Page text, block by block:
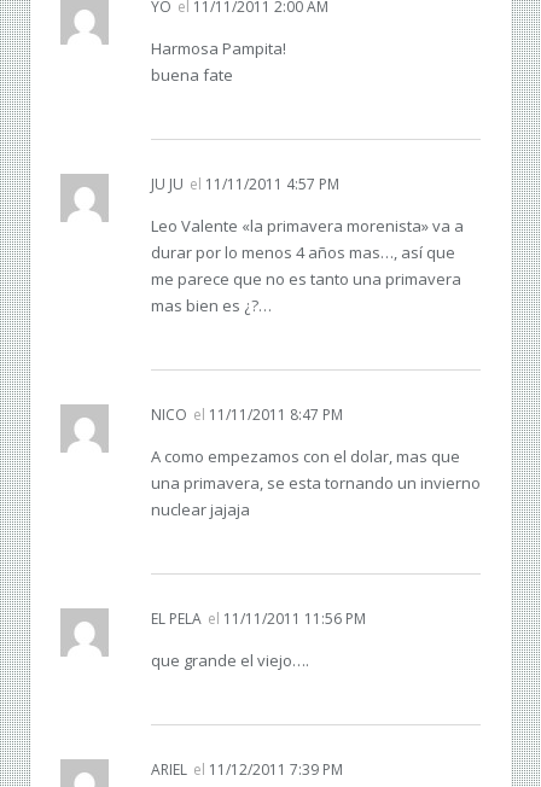
YO el 11/11/2011 2:00 AM
Harmosa Pampita!
buena fate
JU JU el 11/11/2011 4:57 PM
Leo Valente «la primavera morenista» va a
durar por lo menos 4 años mas…, así que
me parece que no es tanto una primavera
mas bien es ¿?…
NICO el 11/11/2011 8:47 PM
A como empezamos con el dolar, mas que
una primavera, se esta tornando un invierno
nuclear jajaja
EL PELA el 11/11/2011 11:56 PM
que grande el viejo….
ARIEL el 11/12/2011 7:39 PM